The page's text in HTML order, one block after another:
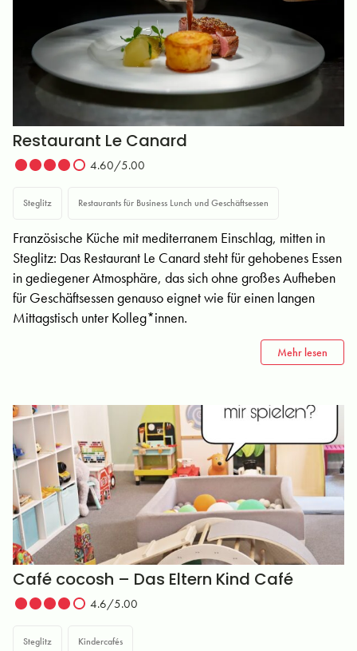
Restaurant Le Canard
4.60/5.00
Steglitz Restaurants für Business Lunch und Geschäftsessen
Französische Küche mit mediterranem Einschlag, mitten in
Steglitz: Das Restaurant Le Canard steht für gehobenes Essen
in gediegener Atmosphäre, das sich ohne großes Aufheben
für Geschäftsessen genauso eignet wie für einen langen
Mittagstisch unter Kolleg*innen.
Mehr lesen
Café cocosh – Das Eltern Kind Café
4.6/5.00
Steglitz Kindercafés